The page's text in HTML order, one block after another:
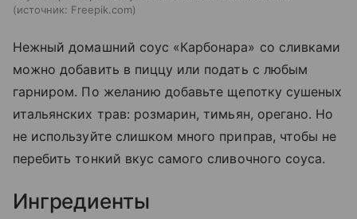
источник: Freepik.com
Нежный домашний соус «Карбонара» со сливками
можно добавить в пиццу или подать с любым
гарниром. По желанию добавьте щепотку сушеных
итальянских трав: розмарин, тимьян, орегано. Но
не используйте слишком много приправ, чтобы не
перебить тонкий вкус самого сливочного соуса.
Ингредиенты